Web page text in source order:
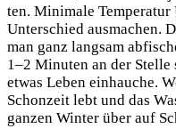
ten. Mini­ma­le Tem­pe­ra­tur
Unter­schied aus­ma­chen.
man ganz lang­sam
1–2 Minu­ten an der
etwas Leben ein­hau­che.
Schon­zeit lebt und das
gan­zen Win­ter über auf